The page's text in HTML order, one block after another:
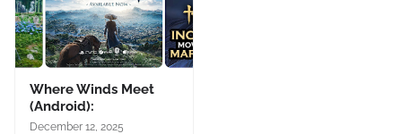
Where Winds Meet
(Android):
December 12, 2025